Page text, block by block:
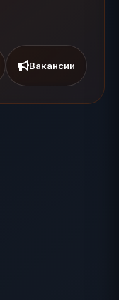
Вакансии